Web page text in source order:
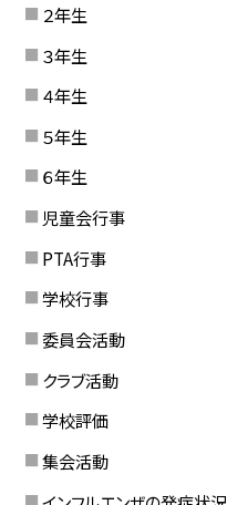
２年生
３年生
４年生
５年生
６年生
児童会行事
PTA行事
学校行事
委員会活動
クラブ活動
学校評価
集会活動